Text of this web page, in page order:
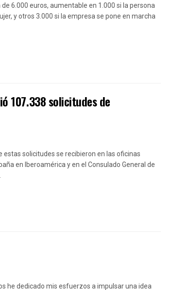
de 6.000 euros, aumentable en 1.000 si la persona
y otros 3.000 si la empresa se pone en marcha
107.338 solicitudes de
estas solicitudes se recibieron en las oficinas
en Iberoamérica y en el Consulado General de
he dedicado mis esfuerzos a impulsar una idea